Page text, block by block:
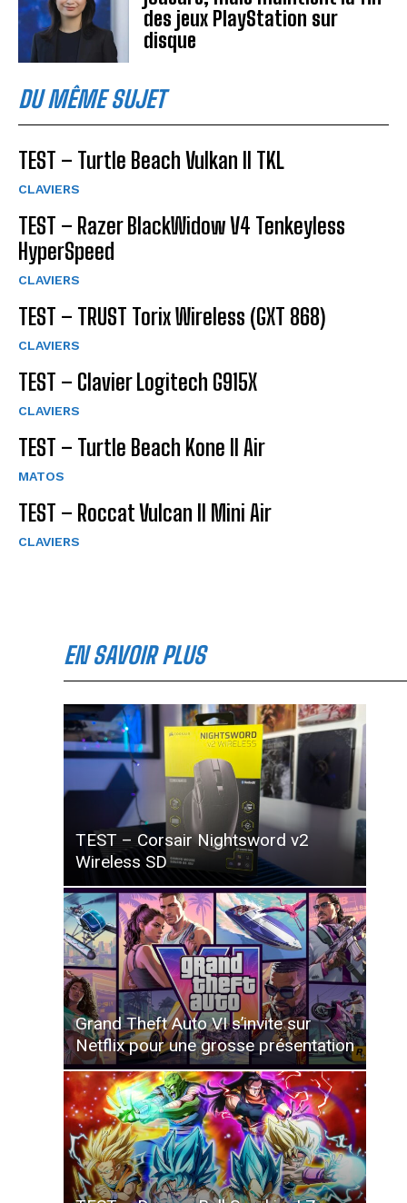
des jeux PlayStation sur
disque
DU MÊME SUJET
TEST – Turtle Beach Vulkan II TKL
CLAVIERS
TEST – Razer BlackWidow V4 Tenkeyless
HyperSpeed
CLAVIERS
TEST – TRUST Torix Wireless (GXT 868)
CLAVIERS
TEST – Clavier Logitech G915X
CLAVIERS
TEST – Turtle Beach Kone II Air
MATOS
TEST – Roccat Vulcan II Mini Air
CLAVIERS
EN SAVOIR PLUS
TEST – Corsair Nightsword v2
Wireless SD
Grand Theft Auto VI s’invite sur
Netflix pour une grosse présentation